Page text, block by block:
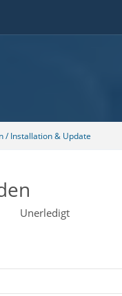
/ Installation & Update
Unerledigt